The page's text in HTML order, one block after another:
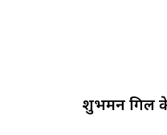
शुभमन गिल